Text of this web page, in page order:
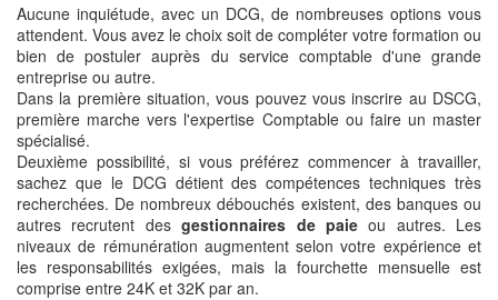
Aucune inquiétude, avec un DCG, de nombreuses options vous
attendent. Vous avez le choix soit de compléter votre formation ou
bien de postuler auprès du service comptable d'une grande
entreprise ou autre.
Dans la première situation, vous pouvez vous inscrire au DSCG,
première marche vers l'expertise Comptable ou faire un master
spécialisé.
Deuxième possibilité, si vous préférez commencer à travailler,
sachez que le DCG détient des compétences techniques très
recherchées. De nombreux débouchés existent, des banques ou
autres recrutent desgestionnaires de paieou autres. Les
niveaux de rémunération augmentent selon votre expérience et
les responsabilités exigées, mais la fourchette mensuelle est
comprise entre 24K et 32K par an.